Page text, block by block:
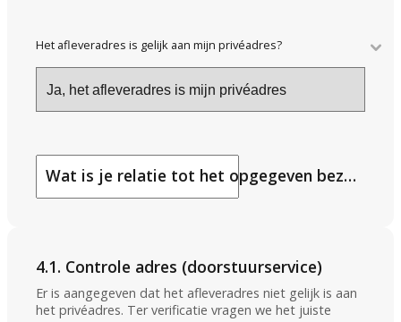
Het afleveradres is gelijk aan mijn privéadres?
Wat is je relatie tot het opgegeven bezorgadres?
4.1. Controle adres (doorstuurservice)
Er is aangegeven dat het afleveradres niet gelijk is aan
het privéadres. Ter verificatie vragen we het juiste